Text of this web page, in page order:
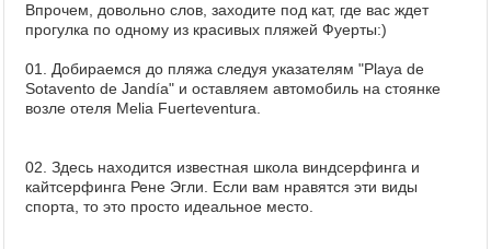
Впрочем, довольно слов, заходите под кат, где вас ждет
прогулка по одному из красивых пляжей Фуерты:)
01. Добираемся до пляжа следуя указателям "Playa de
Sotavento de Jandía" и оставляем автомобиль на стоянке
возле отеля Melia Fuerteventura.
02. Здесь находится известная школа виндсерфинга и
кайтсерфинга Рене Эгли. Если вам нравятся эти виды
спорта, то это просто идеальное место.